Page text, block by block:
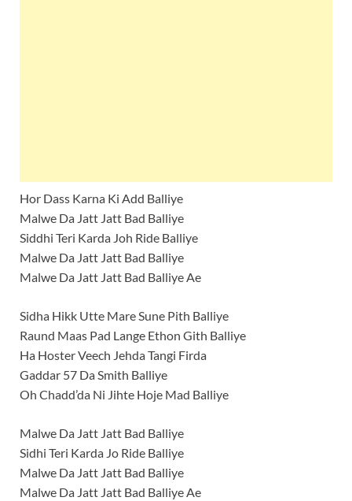
Hor Dass Karna Ki Add Balliye
Malwe Da Jatt Jatt Bad Balliye
Siddhi Teri Karda Joh Ride Balliye
Malwe Da Jatt Jatt Bad Balliye
Malwe Da Jatt Jatt Bad Balliye Ae
Sidha Hikk Utte Mare Sune Pith Balliye
Raund Maas Pad Lange Ethon Gith Balliye
Ha Hoster Veech Jehda Tangi Firda
Gaddar 57 Da Smith Balliye
Oh Chadd’da Ni Jihte Hoje Mad Balliye
Malwe Da Jatt Jatt Bad Balliye
Sidhi Teri Karda Jo Ride Balliye
Malwe Da Jatt Jatt Bad Balliye
Malwe Da Jatt Jatt Bad Balliye Ae